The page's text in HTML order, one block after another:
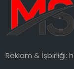
Reklam & İşbirliği: